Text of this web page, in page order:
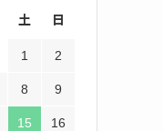
土 日
1 2
8 9
15 16